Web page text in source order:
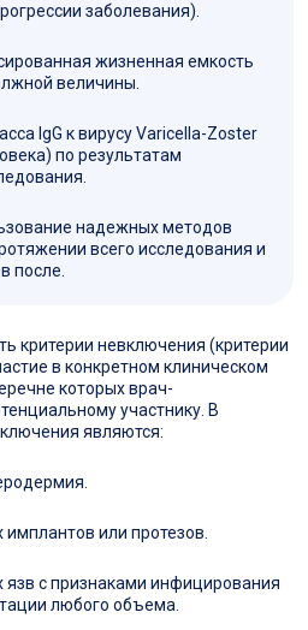
заболевания).
жизненная емкость
величины.
IgG к вирусу Varicella-Zoster
по результатам
надежных методов
всего исследования и
после.
критерии невключения (критерии
в конкретном клиническом
которых врач-
участнику. В
являются:
или протезов.
язв с признаками инфицирования
любого объема.